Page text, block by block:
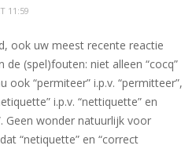
11:59
ook uw meest recente reactie
de (spel)fouten: niet alleen “cocq”
ook “permiteer” i.p.v. “permitteer”,
i.p.v. “nettiquette” en
Geen wonder natuurlijk voor
“netiquette” en “correct